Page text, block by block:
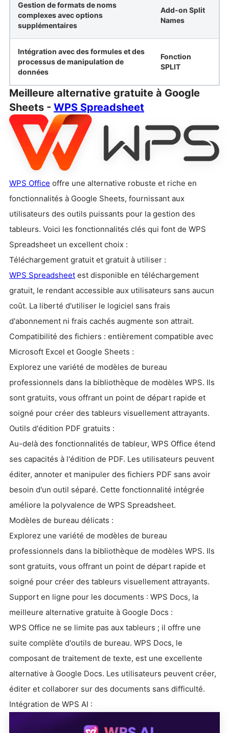
Gestion de formats de noms
complexes avec options
supplémentaires
Add-on Split
Names
Intégration avec des formules et des
processus de manipulation de
données
Fonction
SPLIT
Meilleure alternative gratuite à Google
Sheets - WPS Spreadsheet
WPS Office offre une alternative robuste et riche en
fonctionnalités à Google Sheets, fournissant aux
utilisateurs des outils puissants pour la gestion des
tableurs. Voici les fonctionnalités clés qui font de WPS
Spreadsheet un excellent choix :
Téléchargement gratuit et gratuit à utiliser :
WPS Spreadsheet est disponible en téléchargement
gratuit, le rendant accessible aux utilisateurs sans aucun
coût. La liberté d'utiliser le logiciel sans frais
d'abonnement ni frais cachés augmente son attrait.
Compatibilité des fichiers : entièrement compatible avec
Microsoft Excel et Google Sheets :
Explorez une variété de modèles de bureau
professionnels dans la bibliothèque de modèles WPS. Ils
sont gratuits, vous offrant un point de départ rapide et
soigné pour créer des tableurs visuellement attrayants.
Outils d'édition PDF gratuits :
Au-delà des fonctionnalités de tableur, WPS Office étend
ses capacités à l'édition de PDF. Les utilisateurs peuvent
éditer, annoter et manipuler des fichiers PDF sans avoir
besoin d'un outil séparé. Cette fonctionnalité intégrée
améliore la polyvalence de WPS Spreadsheet.
Modèles de bureau délicats :
Explorez une variété de modèles de bureau
professionnels dans la bibliothèque de modèles WPS. Ils
sont gratuits, vous offrant un point de départ rapide et
soigné pour créer des tableurs visuellement attrayants.
Support en ligne pour les documents : WPS Docs, la
meilleure alternative gratuite à Google Docs :
WPS Office ne se limite pas aux tableurs ; il offre une
suite complète d'outils de bureau. WPS Docs, le
composant de traitement de texte, est une excellente
alternative à Google Docs. Les utilisateurs peuvent créer,
éditer et collaborer sur des documents sans difficulté.
Intégration de WPS AI :